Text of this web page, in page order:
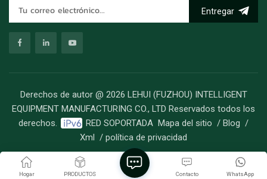
Entregar
Derechos de autor @ 2026 LEHUI (FUZHOU) INTELLIGENT
EQUIPMENT MANUFACTURING CO., LTD Reservados todos los
derechos.
RED SOPORTADA Mapa del sitio / Blog /
Xml / política de privacidad
Hogar PRODUCTOS WhatsApp
Contacto